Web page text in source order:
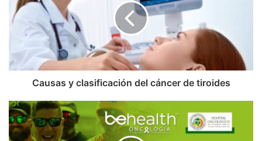
Causas y clasificación del cáncer de tiroides